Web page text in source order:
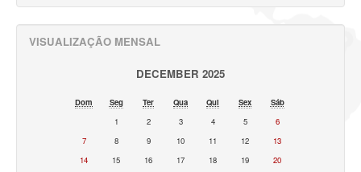
VISUALIZAÇÃO MENSAL
DECEMBER 2025
Dom Seg Ter Qua Qui Sex
Sáb
1
2 3 4 5
6
7
8 9 10 11 12
13
14
15 16 17 18 19
20